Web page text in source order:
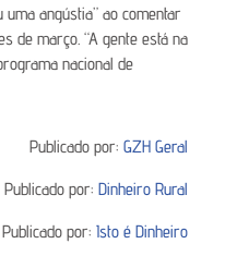
angústia” ao comentar
de março. “A gente está na
nacional de
Publicado por:GZH Geral
Publicado por:Dinheiro Rural
Publicado por:Isto é Dinheiro